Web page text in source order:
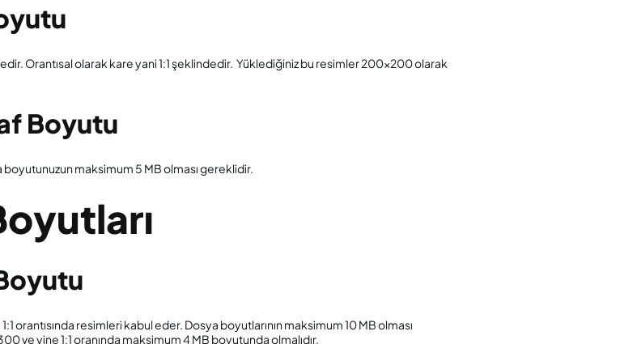
Orantısal olarak kare yani 1:1 şeklindedir. Yüklediğiniz bu resimler 200×200 olarak
Boyutu
maksimum 5 MB olması gereklidir.
resimleri kabul eder. Dosya boyutlarının maksimum 10 MB olması
ve yine 1:1 oranında maksimum 4 MB boyutunda olmalıdır.